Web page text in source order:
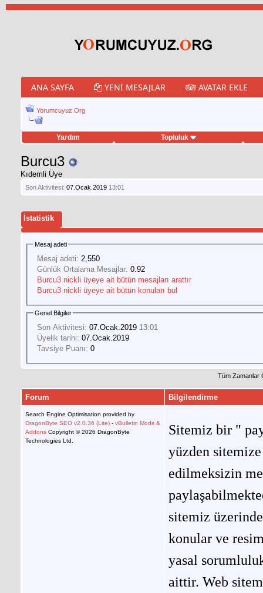
ANA SAYFA YENI MESAJLAR AVATAR EKLE
Yorumcuyuz.Org
Yardım Topluluk
hilesi
Burcu3
Kıdemli Üye
Son Aktivitesi: 07.Ocak.2019 13:01
İstatistik
Mesaj adeti
Mesaj adeti: 2,550
Günlük Ortalama Mesajlar: 0.92
Burcu3 nickli üyeye ait bütün mesajları arattır
Burcu3 nickli üyeye ait bütün konuları bul
Genel Bilgiler
Son Aktivitesi: 07.Ocak.2019 13:01
Üyelik tarihi: 07.Ocak.2019
Tavsiye Puanı: 0
Tüm Zamanlar
Forum Bilgilendirme
Search Engine Optimisation provided by
DragonByte SEO v2.0.36 (Lite) - vBulletin Mods &
Addons Copyright © 2026 DragonByte
Technologies Ltd.
Sitemiz bir "
yüzden
edilmeksizin
sitemiz
konular ve
yasal
aittir. Web